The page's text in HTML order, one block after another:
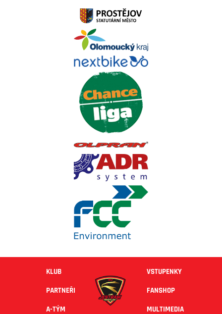
KLUB
PARTNEŘI
A-TÝM
VSTUPENKY
FANSHOP
MULTIMEDIA